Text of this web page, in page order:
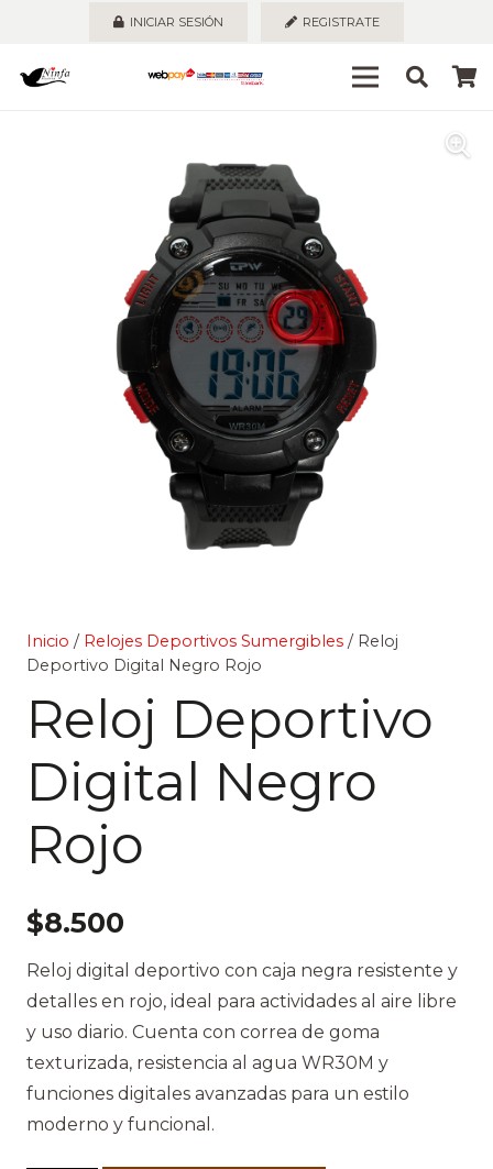
INICIAR SESIÓN REGISTRATE
Inicio / Relojes Deportivos Sumergibles / Reloj
Deportivo Digital Negro Rojo
Reloj Deportivo
Digital Negro
Rojo
$8.500
Reloj digital deportivo con caja negra resistente y
detalles en rojo, ideal para actividades al aire libre
y uso diario. Cuenta con correa de goma
texturizada, resistencia al agua WR30M y
funciones digitales avanzadas para un estilo
moderno y funcional.